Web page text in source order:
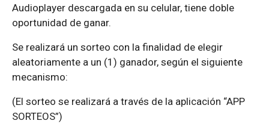
Audioplayer descargada en su celular, tiene doble
oportunidad de ganar.
Se realizará un sorteo con la finalidad de elegir
aleatoriamente a un (1) ganador, según el siguiente
mecanismo:
(El sorteo se realizará a través de la aplicación “APP
SORTEOS”)